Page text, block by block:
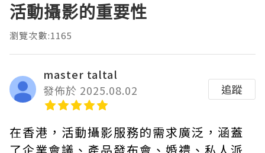
活動攝影的重要性
瀏覽次數:1165
master taltal
發佈於 2025.08.02
追蹤
在香港，活動攝影服務的需求廣泛，涵蓋